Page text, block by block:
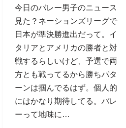
今日のバレー男子のニュース
見た？ネーションズリーグで
日本が準決勝進出だって。イ
タリアとアメリカの勝者と対
戦するらしいけど、予選で両
方とも戦ってるから勝ちパタ
ーンは掴んでるはず。個人的
にはかなり期待してる。バレ
ーって地味に…